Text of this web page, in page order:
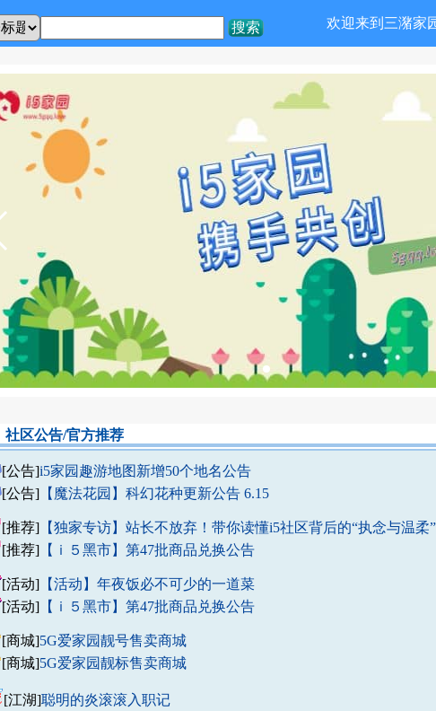
欢迎来到三潴家
社区公告/官方推荐
[公告]i5家园趣游地图新增50个地名公告
[公告]【魔法花园】科幻花种更新公告 6.15
[推荐]【独家专访】站长不放弃！带你读懂i5社区背后的“执念与温柔”
[推荐]【ｉ５黑市】第47批商品兑换公告
[活动]【活动】年夜饭必不可少的一道菜
[活动]【ｉ５黑市】第47批商品兑换公告
[商城]5G爱家园靓号售卖商城
[商城]5G爱家园靓标售卖商城
[江湖]聪明的炎滚滚入职记